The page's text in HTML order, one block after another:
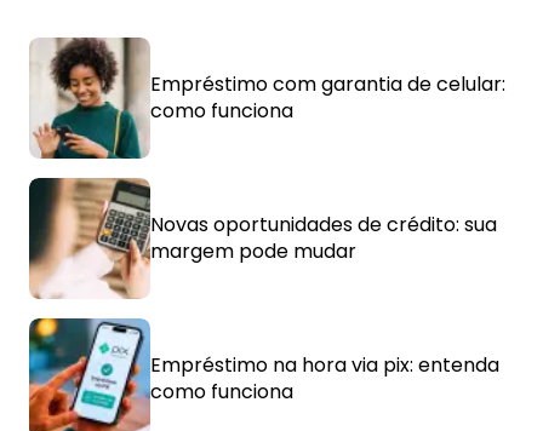
Empréstimo com garantia de celular:
como funciona
Novas oportunidades de crédito: sua
margem pode mudar
Empréstimo na hora via pix: entenda
como funciona